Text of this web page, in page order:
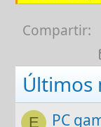
Compartir:
Últimos
E PC